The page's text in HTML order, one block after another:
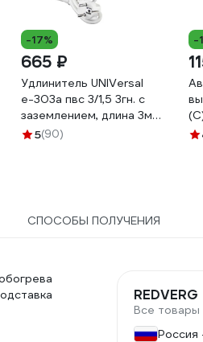
-17%
665 ₽
Удлинитель UNIVersal
е-303а пвс 3/1,5 3гн. с
заземлением, длина 3м
(еврослот) 1722
5(90)
-
СПОСОБЫ ПОЛУЧЕНИЯ
REDVERG
Все товары
Россия